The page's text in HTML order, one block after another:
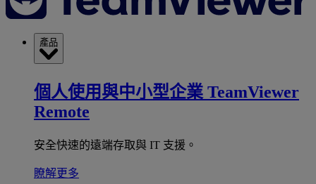
產品
個人使用與中小型企業 TeamViewer
Remote
安全快速的遠端存取與 IT 支援。
瞭解更多